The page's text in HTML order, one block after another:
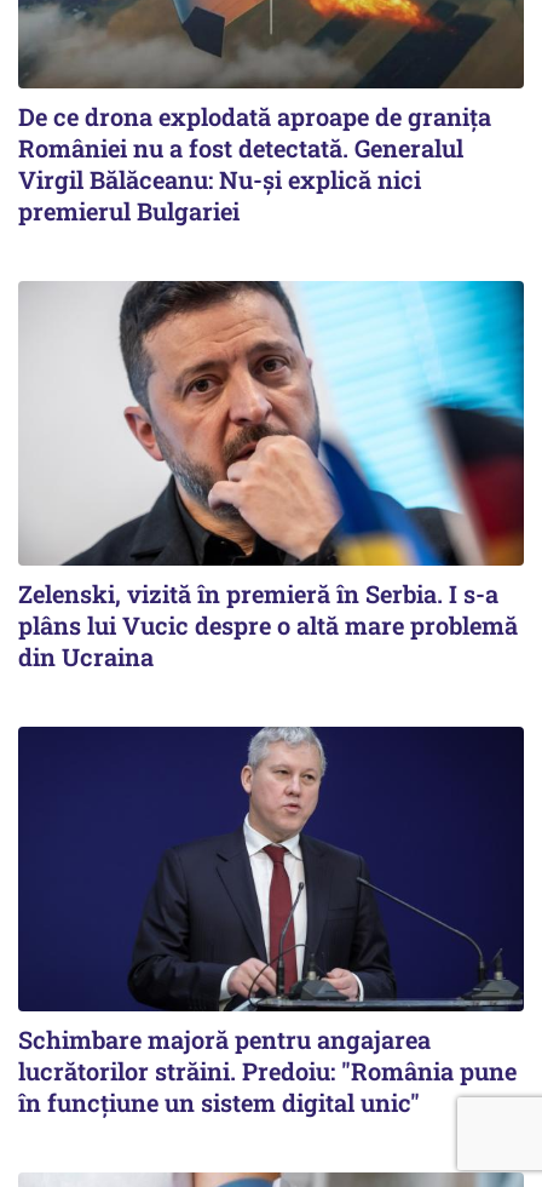
De ce drona explodată aproape de granița
României nu a fost detectată. Generalul
Virgil Bălăceanu: Nu-și explică nici
premierul Bulgariei
Zelenski, vizită în premieră în Serbia. I s-a
plâns lui Vucic despre o altă mare problemă
din Ucraina
Schimbare majoră pentru angajarea
lucrătorilor străini. Predoiu: "România pune
în funcțiune un sistem digital unic"